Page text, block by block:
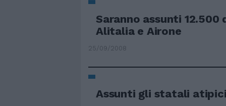
Saranno assunti
Alitalia e Airone
25/09/2008
Assunti gli statali atipici